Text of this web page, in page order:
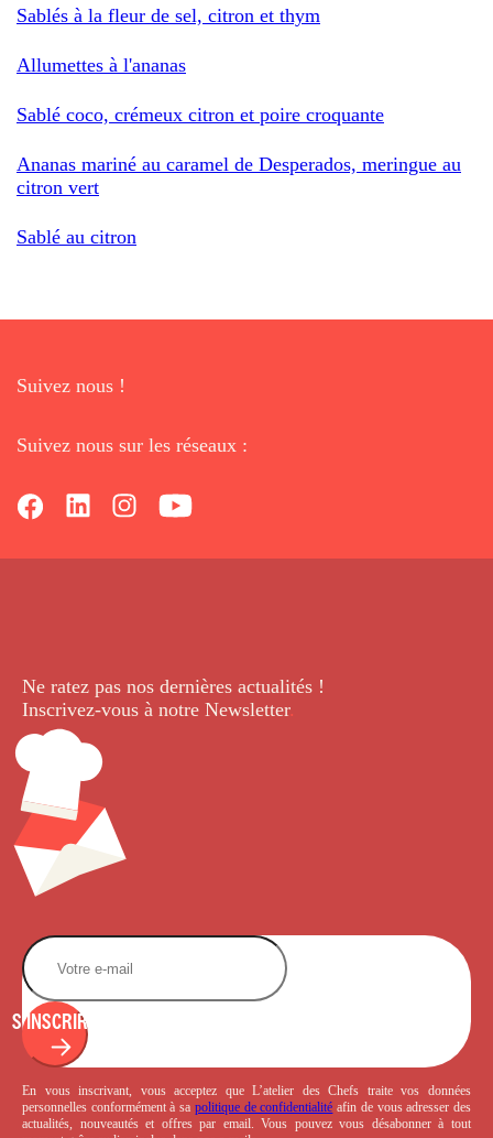
Sablés à la fleur de sel, citron et thym
Allumettes à l'ananas
Sablé coco, crémeux citron et poire croquante
Ananas mariné au caramel de Desperados, meringue au
citron vert
Sablé au citron
Suivez nous !
Suivez nous sur les réseaux :
Ne ratez pas nos dernières actualités !
Inscrivez-vous à notre Newsletter.
S'INSCRIRE
En vous inscrivant, vous acceptez que L’atelier des Chefs traite vos données
personnelles conformément à sa politique de confidentialité afin de vous adresser des
actualités, nouveautés et offres par email. Vous pouvez vous désabonner à tout